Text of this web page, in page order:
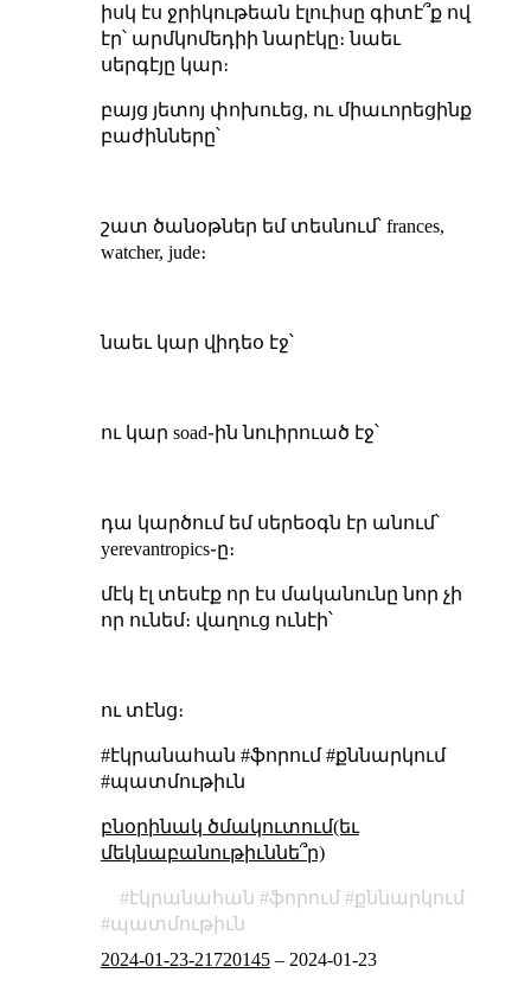
իսկ էս ջրիկութեան էլուիսը գիտէ՞ք ով
էր՝ արմկոմեդիի նարէկը։ նաեւ
սերգէյը կար։
բայց յետոյ փոխուեց, ու միաւորեցինք
բաժինները՝
շատ ծանօթներ եմ տեսնում՝ frances,
watcher, jude։
նաեւ կար վիդեօ էջ՝
ու կար soad֊ին նուիրուած էջ՝
դա կարծում եմ սերեօգն էր անում՝
yerevantropics֊ը։
մէկ էլ տեսէք որ էս մականունը նոր չի
որ ունեմ։ վաղուց ունէի՝
ու տէնց։
#էկրանահան #ֆորում #քննարկում
#պատմութիւն
բնօրինակ ծմակուտում(եւ
մեկնաբանութիւննե՞ր)
էկրանահան ֆորում
քննարկում
պատմութիւն
2024-01-23-21720145– 2024-01-23